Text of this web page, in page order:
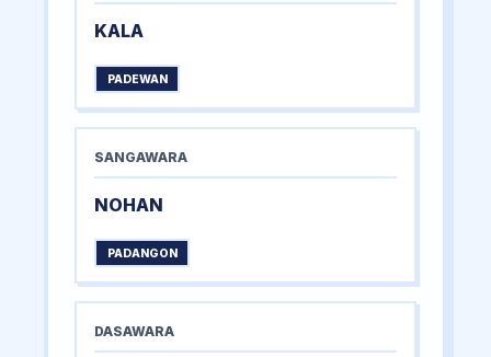
KALA
PADEWAN
SANGAWARA
NOHAN
PADANGON
DASAWARA